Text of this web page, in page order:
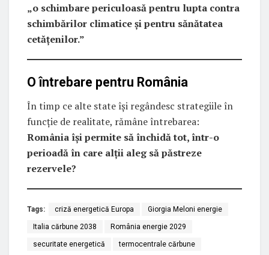
„o schimbare periculoasă pentru lupta contra
schimbărilor climatice și pentru sănătatea
cetățenilor.”
O întrebare pentru România
În timp ce alte state își regândesc strategiile în
funcție de realitate, rămâne întrebarea:
România își permite să închidă tot, într-o
perioadă în care alții aleg să păstreze
rezervele?
Tags: criză energetică Europa Giorgia Meloni energie
Italia cărbune 2038 România energie 2029
securitate energetică termocentrale cărbune